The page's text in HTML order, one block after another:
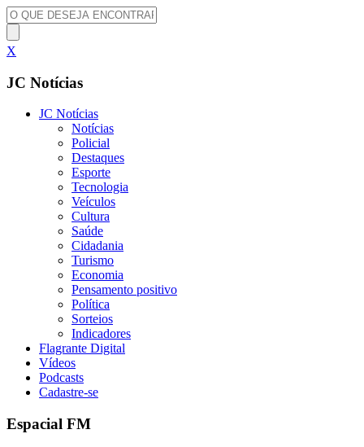
X
JC Notícias
JC Notícias
Notícias
Policial
Destaques
Esporte
Tecnologia
Veículos
Cultura
Saúde
Cidadania
Turismo
Economia
Pensamento positivo
Política
Sorteios
Indicadores
Flagrante Digital
Vídeos
Podcasts
Cadastre-se
Espacial FM